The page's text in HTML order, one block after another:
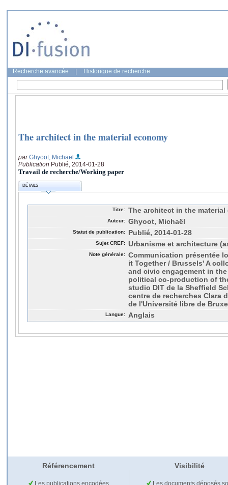
Recherche avancée Historique de recherche
The architect in the material economy
parGhyoot, Michaël
Publication Publié, 2014-01-28
Travail de recherche/Working paper
DÉTAILS
Titre: The architect in the material
Auteur: Ghyoot, Michaël
Statut de publication: Publié, 2014-01-28
Sujet CREF: Urbanisme et architecture
Note générale: Communication présentée
it Together / Brussels' A
and civic engagement in
political co-production of
studio DIT de la Sheffield
centre de recherches Clara
de l'Université libre de
Langue: Anglais
Référencement Visibilité